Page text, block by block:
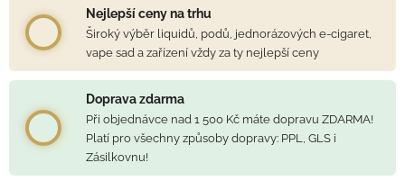
Nejlepší ceny na trhu
Široký výběr liquidů, podů, jednorázových e-cigaret,
vape sad a zařízení vždy za ty nejlepší ceny
Doprava zdarma
Při objednávce nad 1 500 Kč máte dopravu ZDARMA!
Platí pro všechny způsoby dopravy: PPL, GLS i
Zásilkovnu!